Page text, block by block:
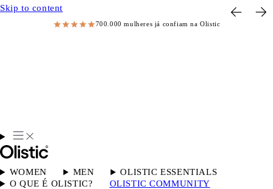
Skip to content
700.000 mulheres já confiam na Olistic
WOMEN MEN
OLISTIC ESSENTIALS
O QUE É OLISTIC?
OLISTIC COMMUNITY